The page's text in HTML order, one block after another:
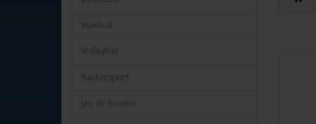
Voetbal
Volleybal
Racketsport
Jeu de boules